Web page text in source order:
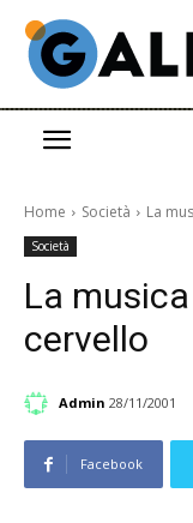
Home Società La
Società
La
cervello
Admin 28/11/2001
Facebook